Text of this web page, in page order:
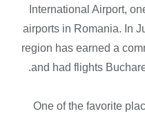
International Airport,
airports in Romania. In
region has earned a
and had flights
One of the favorite